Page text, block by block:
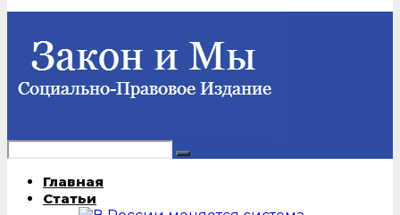
Главная
Статьи